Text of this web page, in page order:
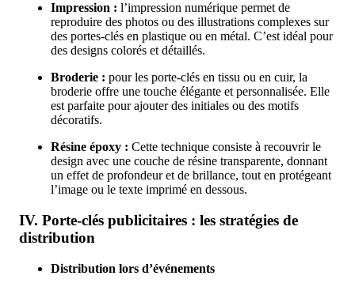
Impression : l’impression numérique permet de
reproduire des photos ou des illustrations complexes sur
des portes-clés en plastique ou en métal. C’est idéal pour
des designs colorés et détaillés.
Broderie : pour les porte-clés en tissu ou en cuir, la
broderie offre une touche élégante et personnalisée. Elle
est parfaite pour ajouter des initiales ou des motifs
décoratifs.
Résine époxy : Cette technique consiste à recouvrir le
design avec une couche de résine transparente, donnant
un effet de profondeur et de brillance, tout en protégeant
l’image ou le texte imprimé en dessous.
IV. Porte-clés publicitaires : les stratégies de
distribution
Distribution lors d’événements